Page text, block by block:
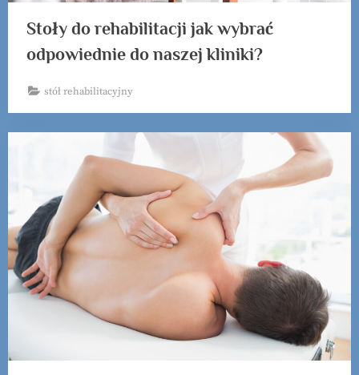
Stoły do rehabilitacji jak wybrać
odpowiednie do naszej kliniki?
stół rehabilitacyjny